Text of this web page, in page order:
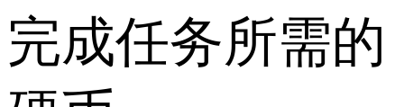
完成任务所需的